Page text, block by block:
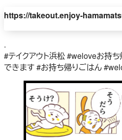
https://takeout.enjoy-
.
#テイクアウト浜松 #weloveお持ち
できます #お持ち帰りごはん